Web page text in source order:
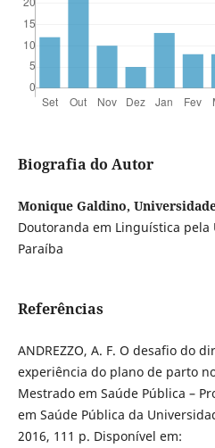
Biografia do Autor
Monique Galdino,
Doutoranda em Linguística pela
Paraíba
Referências
ANDREZZO, A. F. O desafio do
experiência do plano de parto
Mestrado em Saúde Pública –
em Saúde Pública da
2016, 111 p. Disponível em: